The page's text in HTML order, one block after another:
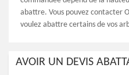
abattre. Vous pouvez contacter
voulez abattre certains de vos
AVOIR UN DEVIS